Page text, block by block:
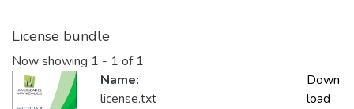
License bundle
Now showing 1 - 1 of 1
Name:
license.txt
Down
load